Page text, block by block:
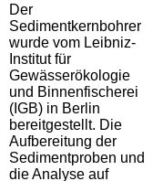
Der
Sedimentkernbohrer
wurde vom Leibniz-
Institut für
Gewässerökologie
und Binnenfischerei
(IGB) in Berlin
bereitgestellt. Die
Aufbereitung der
Sedimentproben und
die Analyse auf